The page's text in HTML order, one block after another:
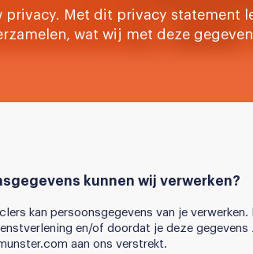
privacy. ​Met dit privacy statement
wat wij met deze
kunnen wij verwerken?
kan persoonsgegevens van je
en/of doordat je deze
aan ons verstrekt.